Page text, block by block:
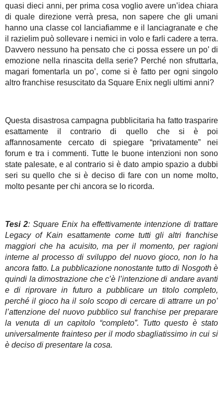
quasi dieci anni, per prima cosa voglio avere un’idea chiara
di quale direzione verrà presa, non sapere che gli umani
hanno una classe col lanciafiamme e il lanciagranate e che
il razielim può sollevare i nemici in volo e farli cadere a terra.
Davvero nessuno ha pensato che ci possa essere un po’ di
emozione nella rinascita della serie? Perché non sfruttarla,
magari fomentarla un po’, come si è fatto per ogni singolo
altro franchise resuscitato da Square Enix negli ultimi anni?
Questa disastrosa campagna pubblicitaria ha fatto trasparire
esattamente il contrario di quello che si è poi
affannosamente cercato di spiegare “privatamente” nei
forum e tra i commenti. Tutte le buone intenzioni non sono
state palesate, e al contrario si è dato ampio spazio a dubbi
seri su quello che si è deciso di fare con un nome molto,
molto pesante per chi ancora se lo ricorda.
Tesi 2: Square Enix ha effettivamente intenzione di trattare
Legacy of Kain esattamente come tutti gli altri franchise
maggiori che ha acuisito, ma per il momento, per ragioni
interne al processo di sviluppo del nuovo gioco, non lo ha
ancora fatto. La pubblicazione nonostante tutto di Nosgoth è
quindi la dimostrazione che c’è l’intenzione di andare avanti
e di riprovare in futuro a pubblicare un titolo completo,
perché il gioco ha il solo scopo di cercare di attrarre un po’
l’attenzione del nuovo pubblico sul franchise per preparare
la venuta di un capitolo “completo”. Tutto questo è stato
universalmente frainteso per il modo sbagliatissimo in cui si
è deciso di presentare la cosa.